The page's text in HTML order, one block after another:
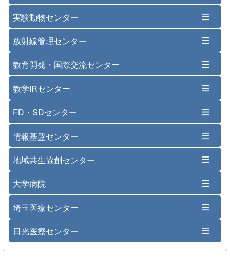
実験動物センター
放射線管理センター
教育開発・国際交流センター
教学IRセンター
FD・SDセンター
情報基盤センター
地域共生協創センター
大学病院
埼玉医療センター
日光医療センター